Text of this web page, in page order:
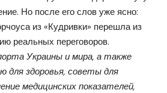
Но после его слов уже ясно:
из «Кудривки» перешла из
реальных переговоров.
Украины и мира, а также
для здоровья, советы для
медицинских показателей,